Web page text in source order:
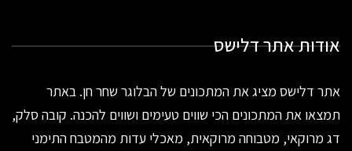
אודות אתר דלישס
אתר דלישס מציג את המתכונים של הבלוגר שחר חן. באתר
תמצאו את המתכונים הכי שווים טעימים ושווים להכנה. קובה סלק,
דג מרוקאי, מטבוחה מרוקאית, מאכלי עדות מהמטבח התימני